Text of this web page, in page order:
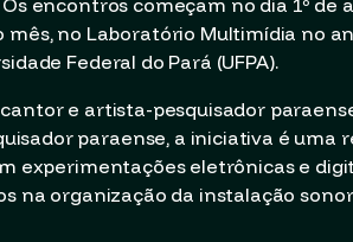
no Laboratório Multimídia no
Federal do Pará (UFPA).
e artista-pesquisador
paraense, a iniciativa é uma
experimentações eletrônicas e
na organização da instalação